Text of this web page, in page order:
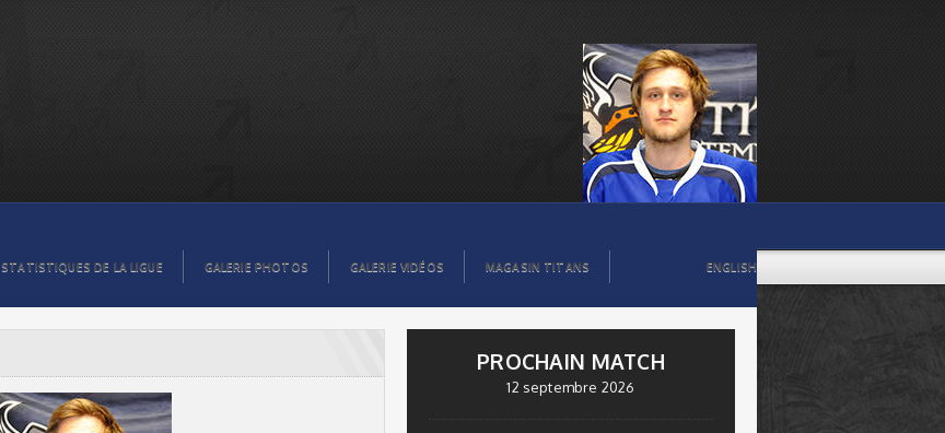
STATISTIQUES DE LA LIGUE GALERIE PHOTOS GALERIE VIDÉOS MAGASIN TITANS ENGLISH
PROCHAIN MATCH
12 septembre 2026